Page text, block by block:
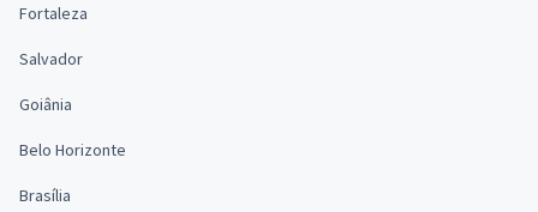
Fortaleza
Salvador
Goiânia
Belo Horizonte
Brasília